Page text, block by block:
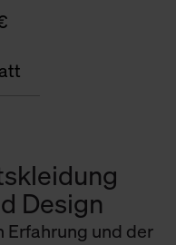
Design
Erfahrung und der